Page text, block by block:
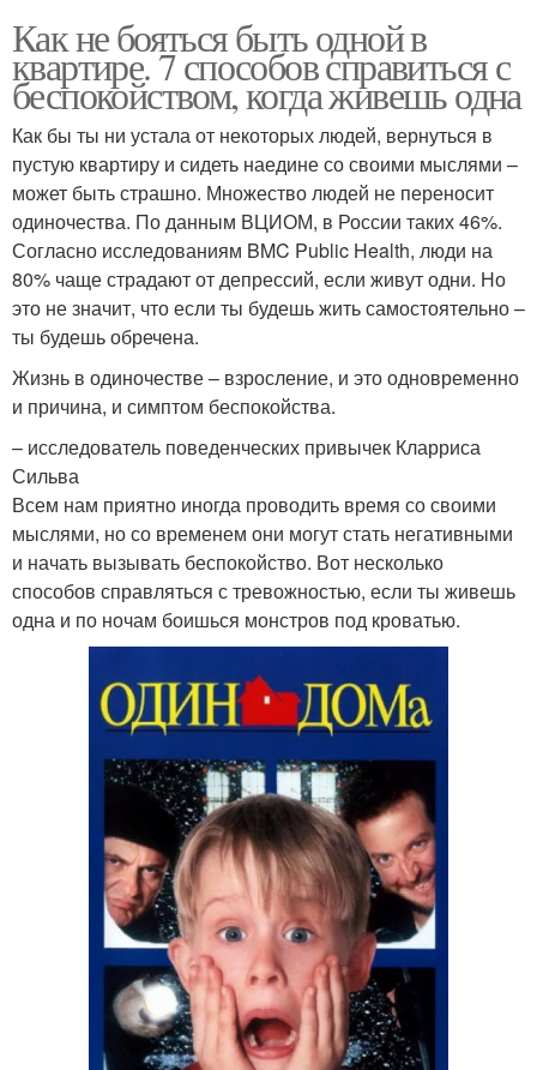
Как не бояться быть одной в
квартире. 7 способов справиться с
беспокойством, когда живешь одна
Как бы ты ни устала от некоторых людей, вернуться в
пустую квартиру и сидеть наедине со своими мыслями –
может быть страшно. Множество людей не переносит
одиночества. По данным ВЦИОМ, в России таких 46%.
Согласно исследованиям BMC Public Health, люди на
80% чаще страдают от депрессий, если живут одни. Но
это не значит, что если ты будешь жить самостоятельно –
ты будешь обречена.
Жизнь в одиночестве – взросление, и это одновременно
и причина, и симптом беспокойства.
– исследователь поведенческих привычек Кларриса
Сильва
Всем нам приятно иногда проводить время со своими
мыслями, но со временем они могут стать негативными
и начать вызывать беспокойство. Вот несколько
способов справляться с тревожностью, если ты живешь
одна и по ночам боишься монстров под кроватью.